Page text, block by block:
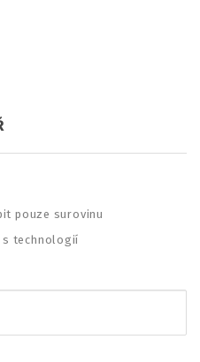
pouze surovinu
s technologií